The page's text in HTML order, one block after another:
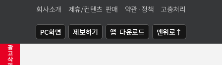
광
고
삭
회사소개 제휴/컨텐츠 판매 약관·정책 고충처리
PC화면 제보하기 앱 다운로드 맨위로↑